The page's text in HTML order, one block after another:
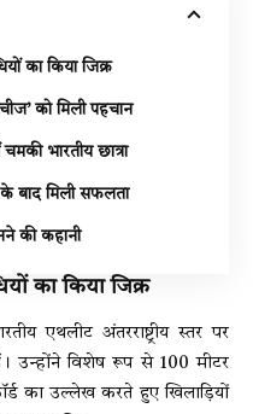
का किया जिक्र
को मिली पहचान
भारतीय छात्रा
के बाद मिली सफलता
की कहानी
का किया जिक्र
एथलीट अंतरराष्ट्रीय स्तर पर
उन्होंने विशेष रूप से 100 मीटर
का उल्लेख करते हुए खिलाड़ियों